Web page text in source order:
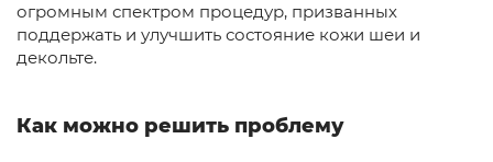
огромным спектром процедур, призванных
поддержать и улучшить состояние кожи шеи и
декольте.
Как можно решить проблему